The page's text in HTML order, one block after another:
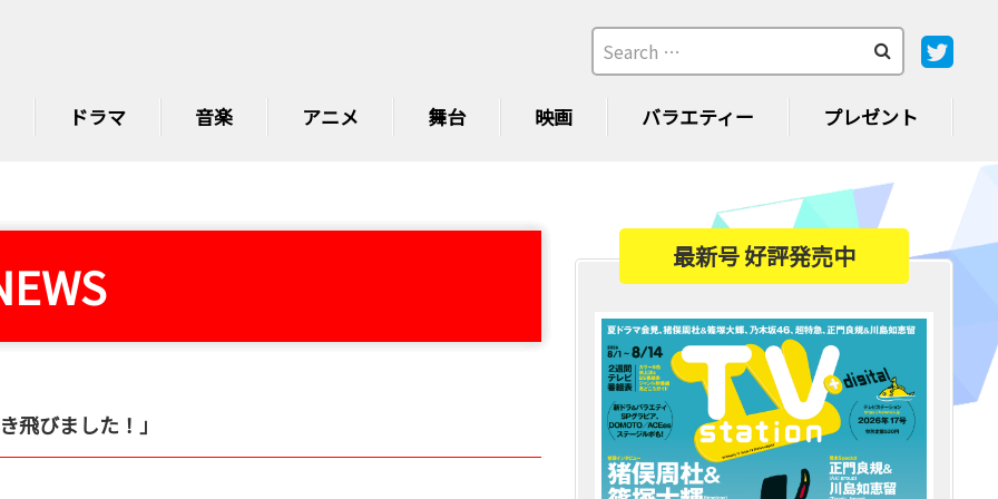
ドラマ 音楽 アニメ 舞台 映画 バラエティー プレゼント
飛びました！｣
最新号 好評発売中